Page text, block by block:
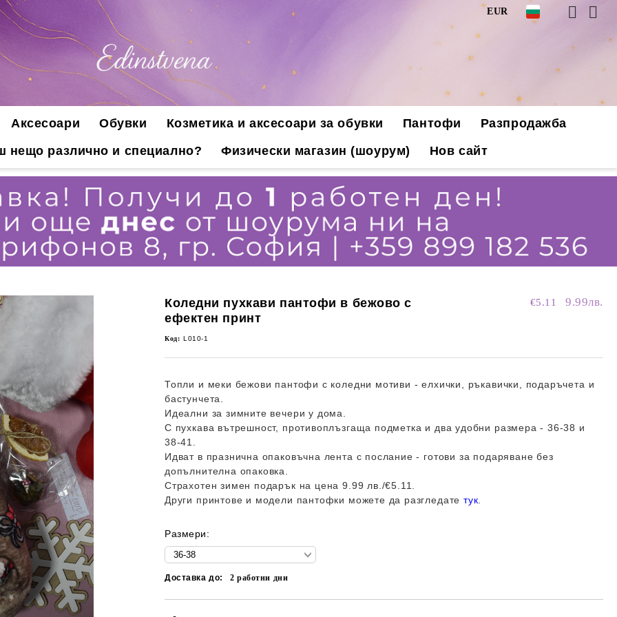
EUR
Аксесоари Обувки Козметика и аксесоари за обувки Пантофи
Разпродажба
нещо различно и специално?
Физически магазин (шоурум) Нов сайт
Коледни пухкави пантофи в бежово с
ефектен принт
€5.11 9.99лв.
Код: L010-1
Топли и меки бежови пантофи с коледни мотиви - елхички, ръкавички, подаръчета и
бастунчета.
Идеални за зимните вечери у дома.
С пухкава вътрешност, противоплъзгаща подметка и два удобни размера - 36-38 и
38-41.
Идват в празнична опаковъчна лента с послание - готови за подаряване без
допълнителна опаковка.
Страхотен зимен подарък на цена 9.99 лв./€5.11.
Други принтове и модели пантофки можете да разгледате тук
Размери:
Доставка до: 2работни дни